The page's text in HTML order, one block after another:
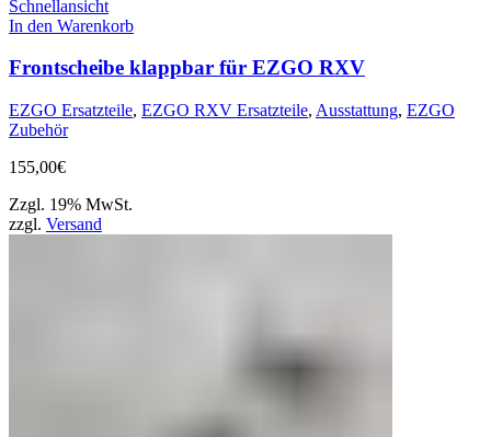
Schnellansicht
In den Warenkorb
Frontscheibe klappbar für EZGO RXV
EZGO Ersatzteile, EZGO RXV Ersatzteile, Ausstattung, EZGO
Zubehör
155,00€
Zzgl. 19% MwSt.
zzgl. Versand